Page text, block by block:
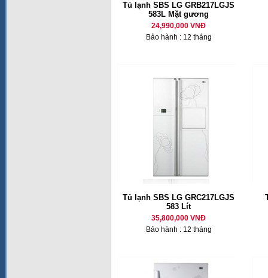
Tủ lạnh SBS LG GRB217LGJS
583L Mặt gương
24,990,000 VNĐ
Bảo hành : 12 tháng
Tủ lạnh SBS LG GRC217LGJS
583 Lít
35,800,000 VNĐ
Bảo hành : 12 tháng